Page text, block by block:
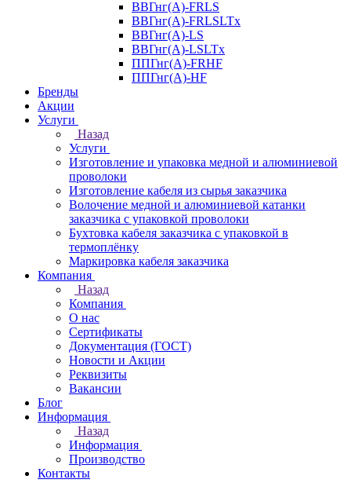
ВВГнг(А)-FRLS
ВВГнг(А)-FRLSLTx
ВВГнг(А)-LS
ВВГнг(А)-LSLTx
ППГнг(А)-FRHF
ППГнг(А)-HF
Бренды
Акции
Услуги
Назад
Услуги
Изготовление и упаковка медной и алюминиевой
проволоки
Изготовление кабеля из сырья заказчика
Волочение медной и алюминиевой катанки
заказчика с упаковкой проволоки
Бухтовка кабеля заказчика с упаковкой в
термоплёнку
Маркировка кабеля заказчика
Компания
Назад
Компания
О нас
Сертификаты
Документация (ГОСТ)
Новости и Акции
Реквизиты
Вакансии
Блог
Информация
Назад
Информация
Производство
Контакты